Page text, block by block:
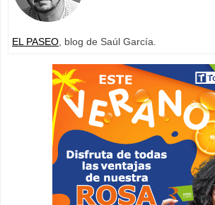
EL PASEO, blog de Saúl García.